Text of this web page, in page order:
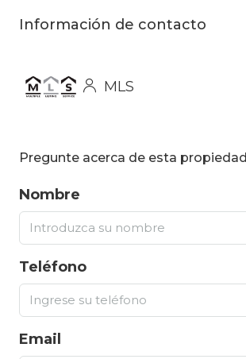
Información de contacto
MLS
Pregunte acerca de esta propiedad
Nombre
Teléfono
Email